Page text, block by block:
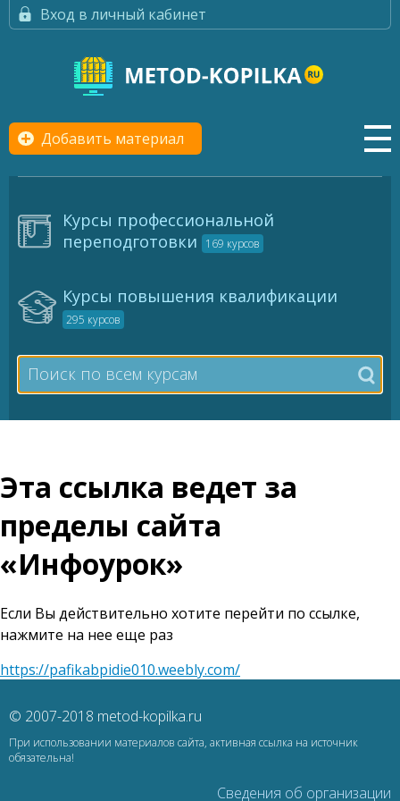
Вход в личный кабинет
Добавить материал
Курсы профессиональной
переподготовки
169 курсов
Курсы повышения квалификации
295 курсов
Эта ссылка ведет за
пределы сайта
«Инфоурок»
Если Вы действительно хотите перейти по ссылке,
нажмите на нее еще раз
https://pafikabpidie010.weebly.com/
© 2007-2018 metod-kopilka.ru
При использовании материалов сайта, активная ссылка на источник
обязательна!
Сведения об организации